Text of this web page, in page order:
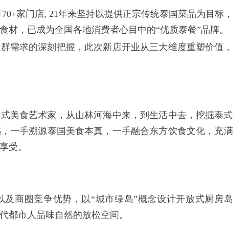
家门店, 21年来坚持以提供正宗传统泰国菜品为目标，
，已成为全国各地消费者心目中的“优质泰餐”品牌。
需求的深刻把握，此次新店开业从三大维度重塑价值，
美食艺术家，从山林河海中来，到生活中去，挖掘泰式
一手溯源泰国美食本真，一手融合东方饮食文化，充满
受。
商圈竞争优势，以“城市绿岛”概念设计开放式厨房岛
都市人品味自然的放松空间。